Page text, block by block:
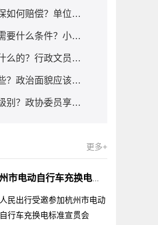
公司未缴纳社保如何赔偿？单位不缴纳社保怎么办？
营业执照贷款需要什么条件？小微企业贷款需要什么条件?
行政文员是做什么的？行政文员需要什么学历？
政治面貌有哪些？政治面貌应该怎么填？
政协委员什么级别？政协委员享受哪些待遇？
更多+
人民出行受邀参加杭州市电动自行车充换电标准宣贯会
人民出行受邀参加杭州市电动
自行车充换电标准宣贯会